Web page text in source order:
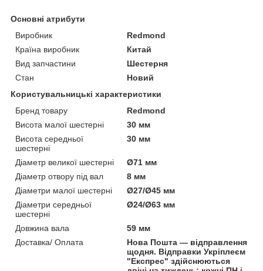
Основні атрибути
Виробник
Redmond
Країна виробник
Китай
Вид запчастини
Шестерня
Стан
Новий
Користувальницькі характеристики
Бренд товару
Redmond
Висота малої шестерні
30 мм
Висота середньої
шестерні
30 мм
Діаметр великої шестерні
Ø71 мм
Діаметр отвору під вал
8 мм
Діаметри малої шестерні
Ø27/Ø45 мм
Діаметри середньої
шестерні
Ø24/Ø63 мм
Довжина вала
59 мм
Доставка/ Оплата
Нова Пошта — відправлення
щодня. Відправки Укріплеєм
"Експрес" здійснюються